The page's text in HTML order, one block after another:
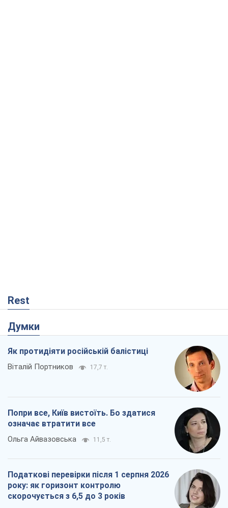
Rest
Думки
Як протидіяти російській балістиці
Віталій Портников 17,7 т.
Попри все, Київ вистоїть. Бо здатися
означає втратити все
Ольга Айвазовська 11,5 т.
Податкові перевірки після 1 серпня 2026
року: як горизонт контролю
скорочується з 6,5 до 3 років